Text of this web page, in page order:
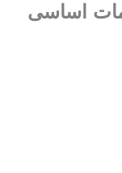
اساسی